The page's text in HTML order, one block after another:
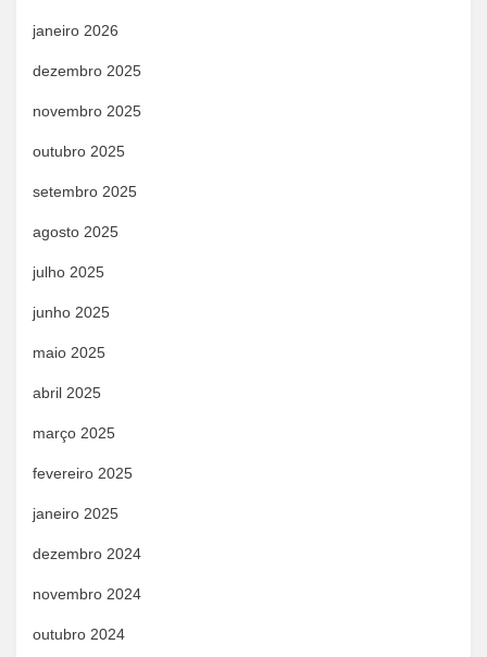
janeiro 2026
dezembro 2025
novembro 2025
outubro 2025
setembro 2025
agosto 2025
julho 2025
junho 2025
maio 2025
abril 2025
março 2025
fevereiro 2025
janeiro 2025
dezembro 2024
novembro 2024
outubro 2024